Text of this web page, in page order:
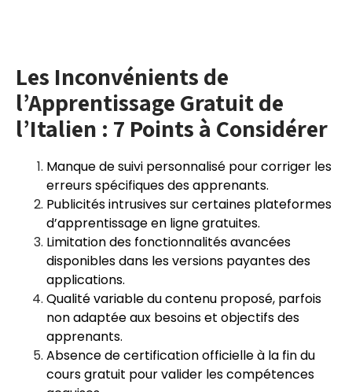
Les Inconvénients de
l’Apprentissage Gratuit de
l’Italien : 7 Points à Considérer
Manque de suivi personnalisé pour corriger les
erreurs spécifiques des apprenants.
Publicités intrusives sur certaines plateformes
d’apprentissage en ligne gratuites.
Limitation des fonctionnalités avancées
disponibles dans les versions payantes des
applications.
Qualité variable du contenu proposé, parfois
non adaptée aux besoins et objectifs des
apprenants.
Absence de certification officielle à la fin du
cours gratuit pour valider les compétences